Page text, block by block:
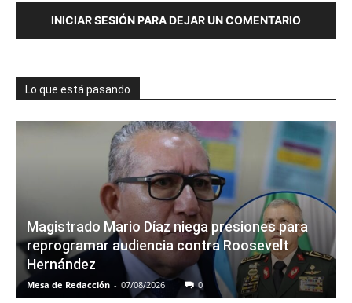
INICIAR SESIÓN PARA DEJAR UN COMENTARIO
Lo que está pasando
Magistrado Mario Díaz niega presiones para
reprogramar audiencia contra Roosevelt
Hernández
Mesa de Redacción - 07/08/2026 0